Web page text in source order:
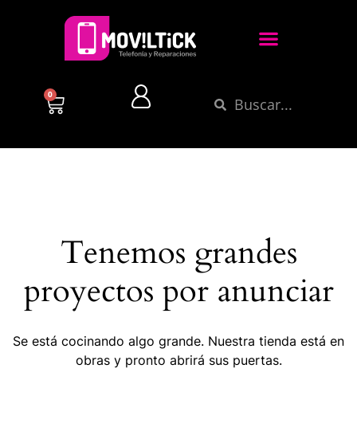
0
Tenemos grandes
proyectos por anunciar
Se está cocinando algo grande. Nuestra tienda está en
obras y pronto abrirá sus puertas.